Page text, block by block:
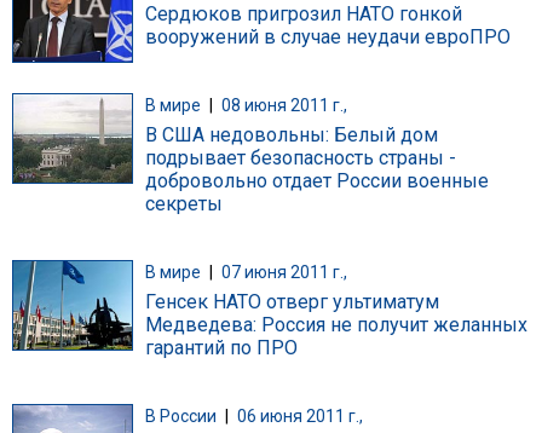
Сердюков пригрозил НАТО гонкой
вооружений в случае неудачи евроПРО
В мире 08 июня 2011 г.,
В США недовольны: Белый дом
подрывает безопасность страны -
добровольно отдает России военные
секреты
В мире 07 июня 2011 г.,
Генсек НАТО отверг ультиматум
Медведева: Россия не получит желанных
гарантий по ПРО
В России 06 июня 2011 г.,